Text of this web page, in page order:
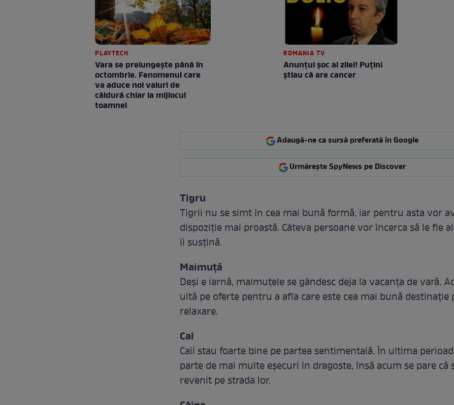
PLAYTECH
Vara se prelungeşte până în
octombrie. Fenomenul care
va aduce noi valuri de
căldură chiar la mijlocul
toamnei
ROMANIA TV
Anunţul şoc al zilei! Puţini
ştiau că are cancer
Adaugă-ne ca sursă preferată în Google
Urmărește SpyNews pe Discover
Tigru
Tigrii nu se simt în cea mai bună formă, iar pentru asta vor
dispoziție mai proastă. Câteva persoane vor încerca să le fie
îi susțină.
Maimuță
Deși e iarnă, maimuțele se gândesc deja la vacanța de vară.
uită pe oferte pentru a afla care este cea mai bună destinație
relaxare.
Cal
Caii stau foarte bine pe partea sentimentală. În ultima
parte de mai multe eșecuri în dragoste, însă acum se pare că
revenit pe strada lor.